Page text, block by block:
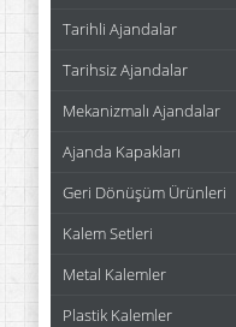
Tarihli Ajandalar
Tarihsiz Ajandalar
Mekanizmalı Ajandalar
Ajanda Kapakları
Geri Dönüşüm Ürünleri
Kalem Setleri
Metal Kalemler
Plastik Kalemler